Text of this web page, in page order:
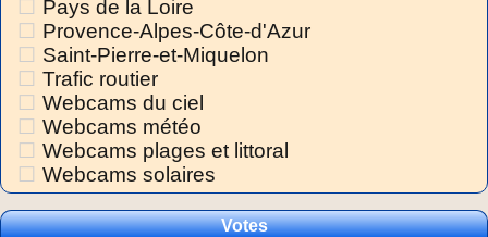
Pays de la Loire
Provence-Alpes-Côte-d'Azur
Saint-Pierre-et-Miquelon
Trafic routier
Webcams du ciel
Webcams météo
Webcams plages et littoral
Webcams solaires
Votes